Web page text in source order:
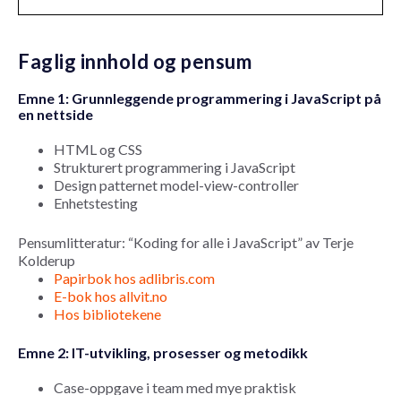
Faglig innhold og pensum
Emne 1: Grunnleggende programmering i JavaScript på
en nettside
HTML og CSS
Strukturert programmering i JavaScript
Design patternet model-view-controller
Enhetstesting
Pensumlitteratur: “Koding for alle i JavaScript” av Terje
Kolderup
Papirbok hos adlibris.com
E-bok hos allvit.no
Hos bibliotekene
Emne 2: IT-utvikling, prosesser og metodikk
Case-oppgave i team med mye praktisk